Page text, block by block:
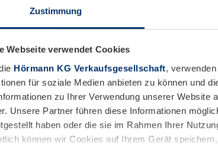
Zustimmung
Webseite verwendet Cookies
Hörmann KG Verkaufsgesellschaft,
für soziale Medien anbieten zu können und
zu Ihrer Verwendung unserer Website
Unsere Partner führen diese Informationen
haben oder die sie im Rahmen Ihrer
können wir Cookies auf Ihrem Gerät